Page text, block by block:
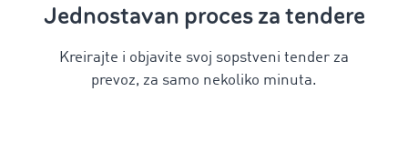
Jednostavan proces za tendere
Kreirajte i objavite svoj sopstveni tender za
prevoz, za samo nekoliko minuta.